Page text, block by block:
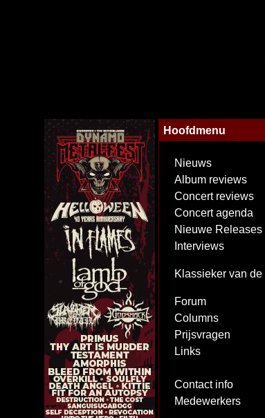
Hoofdmenu
Nieuws
Album reviews
Concert reviews
Concert agenda
Nieuwe Releases
Interviews
Klassieker van de
Forum
Columns
Prijsvragen
Links
Contact info
Medewerkers